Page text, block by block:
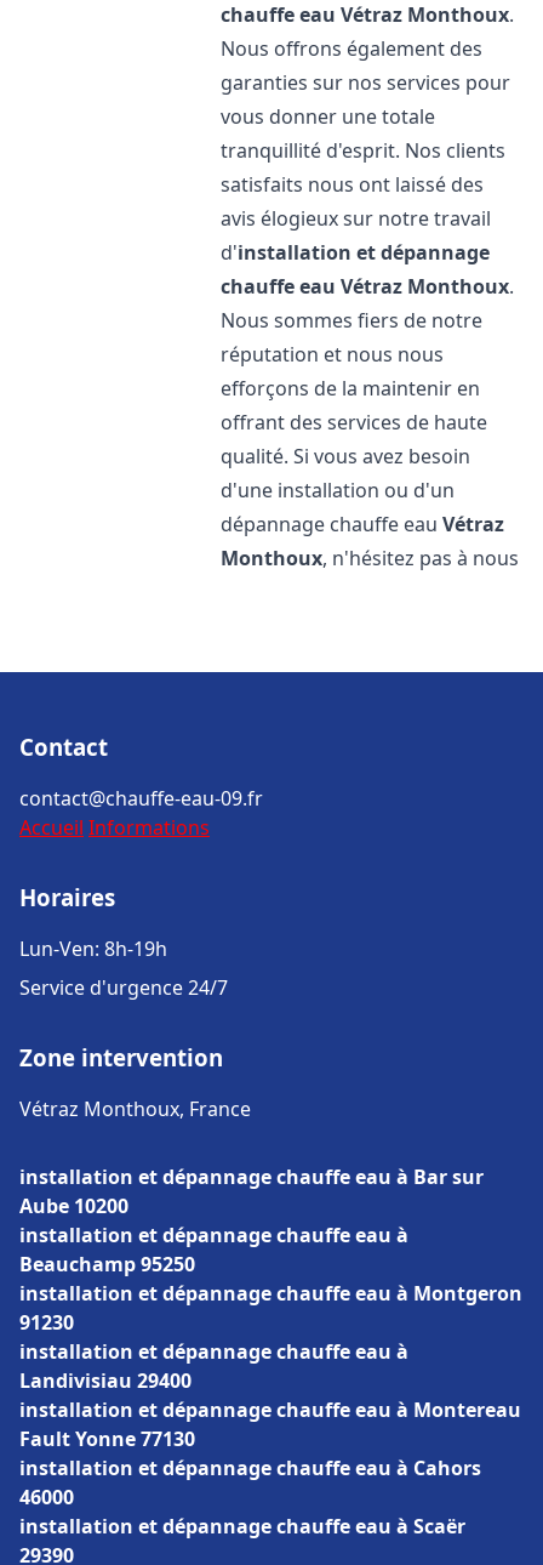
chauffe eau Vétraz Monthoux.
Nous offrons également des
garanties sur nos services pour
vous donner une totale
tranquillité d'esprit. Nos clients
satisfaits nous ont laissé des
avis élogieux sur notre travail
d'installation et dépannage
chauffe eau Vétraz Monthoux.
Nous sommes fiers de notre
réputation et nous nous
efforçons de la maintenir en
offrant des services de haute
qualité. Si vous avez besoin
d'une installation ou d'un
dépannage chauffe eauVétraz
Monthoux, n'hésitez pas à nous
Contact
contact@chauffe-eau-09.fr
Accueil Informations
Horaires
Lun-Ven: 8h-19h
Service d'urgence 24/7
Zone intervention
Vétraz Monthoux, France
installation et dépannage chauffe eau à Bar sur
Aube 10200
installation et dépannage chauffe eau à
Beauchamp 95250
installation et dépannage chauffe eau à Montgeron
91230
installation et dépannage chauffe eau à
Landivisiau 29400
installation et dépannage chauffe eau à Montereau
Fault Yonne 77130
installation et dépannage chauffe eau à Cahors
46000
installation et dépannage chauffe eau à Scaër
29390